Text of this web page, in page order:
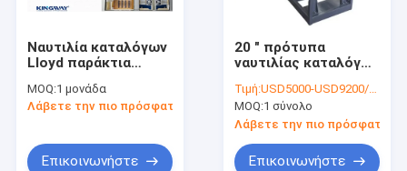
Ναυτιλία καταλόγων
LIoyd παράκτια
κιβωτίων προτύπων
DNV που
δωμάτιο γυμνασίων
MOQ:1 μονάδα
Λάβετε την πιο πρόσφατη τιμή
Επικοινωνήστε
20 " πρότυπα
ναυτιλίας καταλόγων
μεταφορικών
κιβωτίων για την
πιστοποίηση
Τιμή:USD5000-USD9200/set
MOQ:1 σύνολο
Λάβετε την πιο πρόσφατη
Επικοινωνήστε